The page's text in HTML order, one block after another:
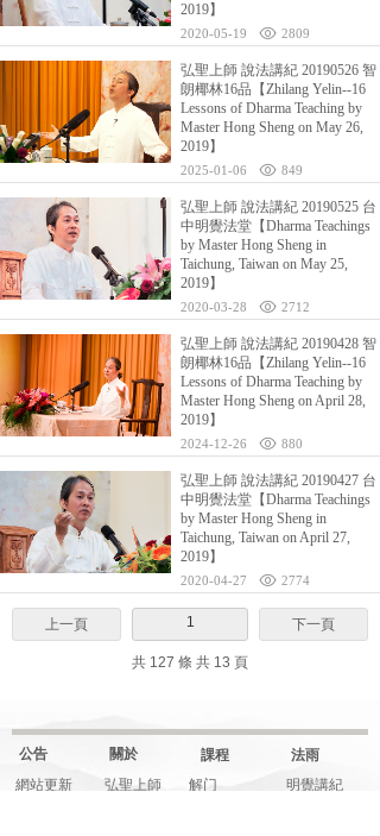
2019】
2020-05-19 2809
弘聖上師 說法講紀 20190526 智
朗椰林16品【Zhilang Yelin--16
Lessons of Dharma Teaching by
Master Hong Sheng on May 26,
2019】
2025-01-06 849
弘聖上師 說法講紀 20190525 台
中明覺法堂【Dharma Teachings
by Master Hong Sheng in
Taichung, Taiwan on May 25,
2019】
2020-03-28 2712
弘聖上師 說法講紀 20190428 智
朗椰林16品【Zhilang Yelin--16
Lessons of Dharma Teaching by
Master Hong Sheng on April 28,
2019】
2024-12-26 880
弘聖上師 說法講紀 20190427 台
中明覺法堂【Dharma Teachings
by Master Hong Sheng in
Taichung, Taiwan on April 27,
2019】
2020-04-27 2774
上一頁 1 下一頁
共 127 條 共 13 頁
網站更新
關於
公告 課程
弘聖上師
解门
法雨
明覺講紀